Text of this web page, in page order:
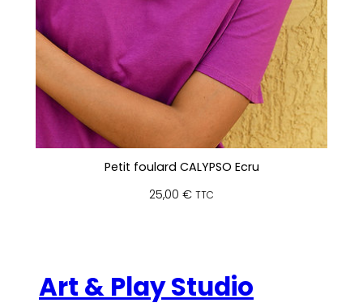
Petit foulard CALYPSO Ecru
25,00 € TTC
Art & Play Studio